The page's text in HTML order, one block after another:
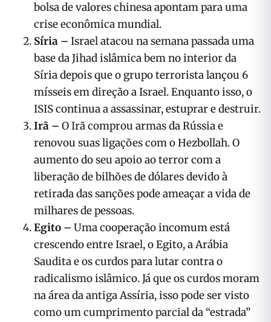
bolsa de valores chinesa apontam para uma
crise econômica mundial.
Síria – Israel atacou na semana passada uma
base da Jihad islâmica bem no interior da
Síria depois que o grupo terrorista lançou 6
mísseis em direção a Israel. Enquanto isso, o
ISIS continua a assassinar, estuprar e destruir.
Irã – O Irã comprou armas da Rússia e
renovou suas ligações com o Hezbollah. O
aumento do seu apoio ao terror com a
liberação de bilhões de dólares devido à
retirada das sanções pode ameaçar a vida de
milhares de pessoas.
Egito – Uma cooperação incomum está
crescendo entre Israel, o Egito, a Arábia
Saudita e os curdos para lutar contra o
radicalismo islâmico. Já que os curdos moram
na área da antiga Assíria, isso pode ser visto
como um cumprimento parcial da “estrada”